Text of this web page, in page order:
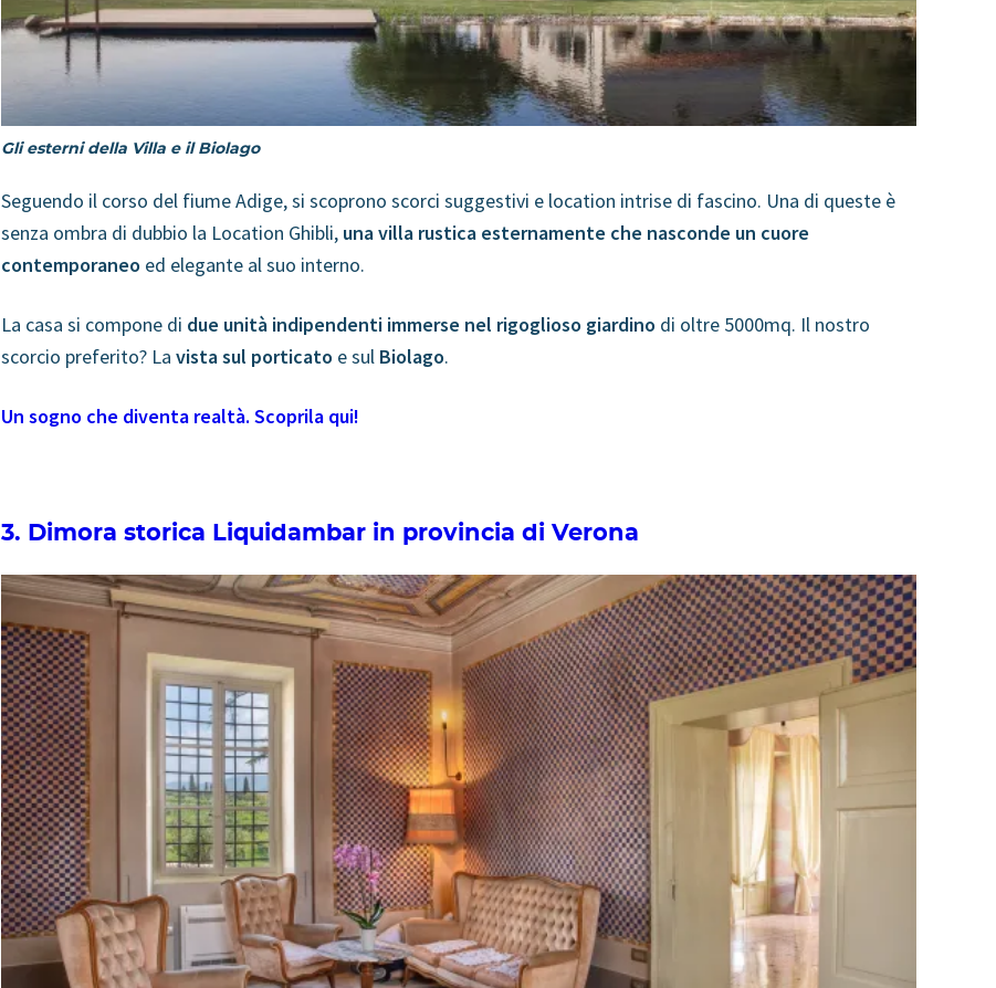
Gli esterni della Villa e il Biolago
Seguendo il corso del fiume Adige, si scoprono scorci suggestivi e location intrise di fascino. Una di queste è
senza ombra di dubbio la Location Ghibli, una villa rustica esternamente che nasconde un cuore
contemporaneo ed elegante al suo interno.
La casa si compone di due unità indipendenti immerse nel rigoglioso giardino di oltre 5000mq. Il nostro
scorcio preferito? La vista sul porticato e sul Biolago.
Un sogno che diventa realtà. Scoprila qui!
3. Dimora storica Liquidambar in provincia di Verona